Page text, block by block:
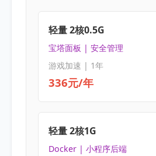
轻量 2核0.5G
宝塔面板 | 安全管理
游戏加速 | 1年
336元/年
轻量 2核1G
Docker | 小程序后端